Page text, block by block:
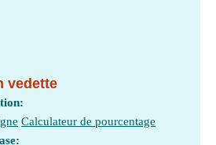
vedette
Calculateur de pourcentage